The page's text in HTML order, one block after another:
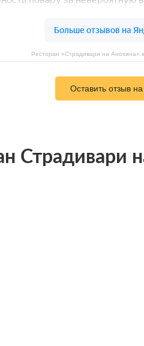
Ресторан «Страдивари на Анохина»
Оставить отзыв
Страдивари